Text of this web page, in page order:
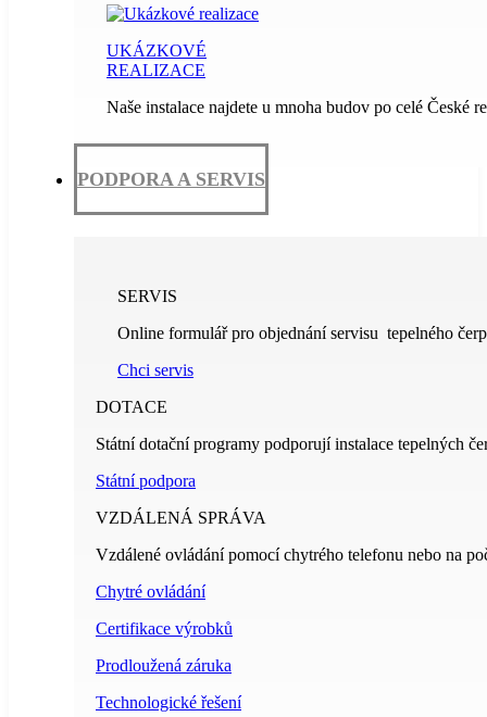
UKÁZKOVÉ
REALIZACE
Naše instalace najdete u mnoha budov po celé České
PODPORA A SERVIS
SERVIS
Online formulář pro objednání servisu tepelného
Chci servis
DOTACE
Státní dotační programy podporují instalace tepelných
Státní podpora
VZDÁLENÁ SPRÁVA
Vzdálené ovládání pomocí chytrého telefonu nebo na
Chytré ovládání
Certifikace výrobků
Prodloužená záruka
Technologické řešení